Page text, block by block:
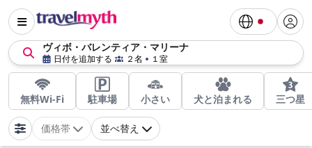
ヴィボ・バレンティア・マリーナ
日付を追加する ２名 １室
無料Wi-Fi 駐車場 小さい 犬と泊まれる 三つ星
価格帯 並べ替え